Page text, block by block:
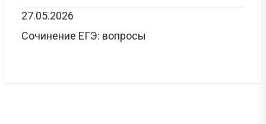
27.05.2026
Сочинение ЕГЭ: вопросы